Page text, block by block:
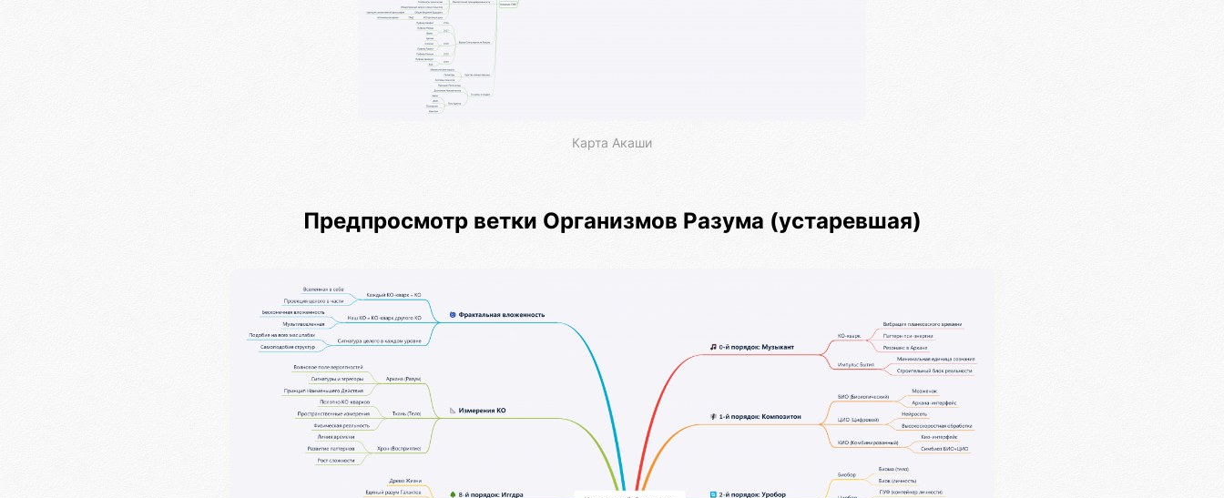
Карта Акаши
Предпросмотр ветки Организмов Разума (устаревшая)